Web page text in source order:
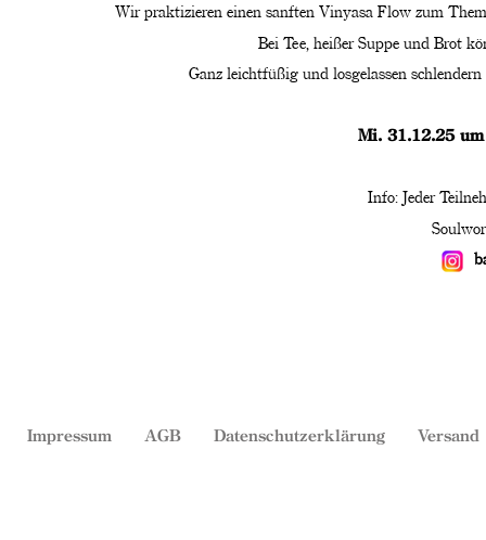
Wir praktizieren einen sanften Vinyasa Flow zum
Bei Tee, heißer Suppe und Brot
Ganz leichtfüßig und losgelassen
Mi. 31.12.25
Info: Jeder
Impressum AGB Datenschutzerklärung Versand